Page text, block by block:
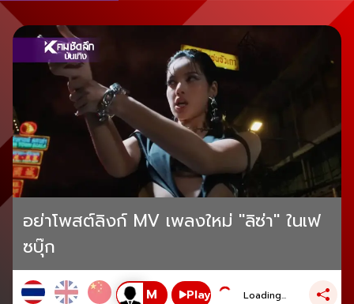
อย่าโพสต์ลิงก์ MV เพลงใหม่ "ลิซ่า" ในเฟ
ซบุ๊ก
Play Loading...